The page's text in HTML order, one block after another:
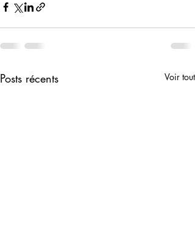
Posts récents Voir tout